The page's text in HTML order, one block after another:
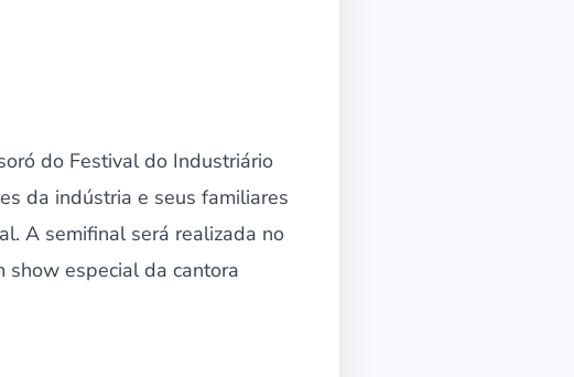
do Festival do Industriário
da indústria e seus familiares
A semifinal será realizada no
show especial da cantora